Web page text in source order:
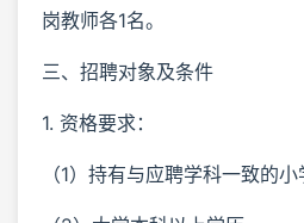
岗教师各1名。
三、招聘对象及条件
1. 资格要求：
（1）持有与应聘学科一致的